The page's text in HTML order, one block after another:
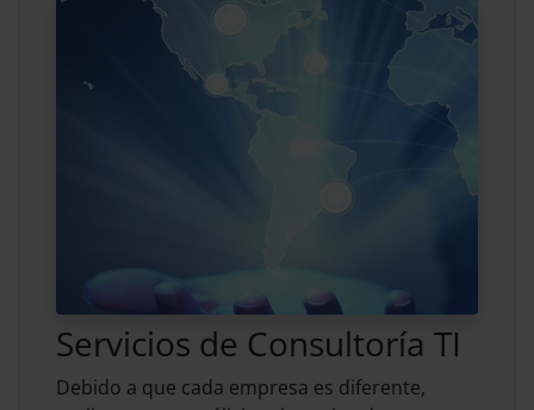
Servicios de Consultoría TI
Debido a que cada empresa es diferente,